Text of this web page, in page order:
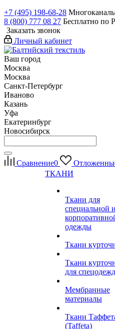
+7 (495) 198-68-28
8 (800) 777 08 27 Бесплатно по
Заказать звонок
Личный кабинет
Ваш город
Москва
Москва
Санкт-Петербург
Иваново
Казань
Уфа
Екатеринбург
Новосибирск
Сравнение0
ТКАНИ
Ткани для
специальной и
одежды
Ткани
Ткани
для
Мембранные
материалы
Ткани
(Taffeta)